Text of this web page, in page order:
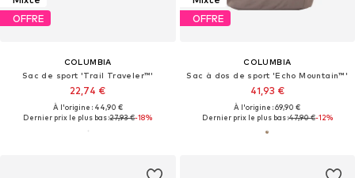
OFFRE
COLUMBIA
Sac de sport 'Trail Traveler™'
22,74 €
À l'origine : 44,90 €
Dernier prix le plus bas :27,93 €-18%
OFFRE
COLUMBIA
Sac à dos de sport 'Echo Mountain™'
41,93 €
À l'origine : 69,90 €
Dernier prix le plus bas :47,90 €-12%